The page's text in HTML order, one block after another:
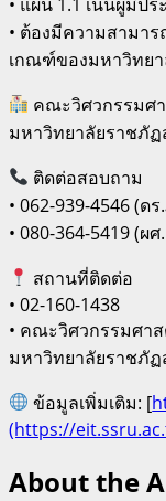
• ต้องมีความสามา
เกณฑ์ของมหาวิทย
คณะวิศวกรรมศ
มหาวิทยาลัยราชภั
ติดต่อสอบถาม
• 062-939-4546 (
• 080-364-5419 (ผ
สถานที่ติดต่อ
• 02-160-1438
• คณะวิศวกรรมศา
มหาวิทยาลัยราชภั
ข้อมูลเพิ่มเติม: [
(https://
About the